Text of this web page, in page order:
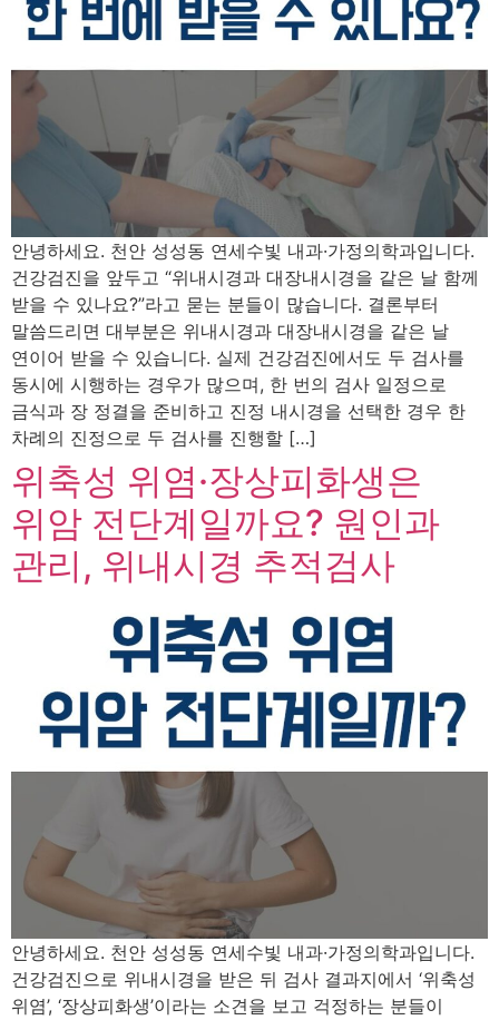
안녕하세요. 천안 성성동 연세수빛 내과·가정의학과입니다.
건강검진을 앞두고 “위내시경과 대장내시경을 같은 날 함께
받을 수 있나요?”라고 묻는 분들이 많습니다. 결론부터
말씀드리면 대부분은 위내시경과 대장내시경을 같은 날
연이어 받을 수 있습니다. 실제 건강검진에서도 두 검사를
동시에 시행하는 경우가 많으며, 한 번의 검사 일정으로
금식과 장 정결을 준비하고 진정 내시경을 선택한 경우 한
차례의 진정으로 두 검사를 진행할 […]
위축성 위염·장상피화생은
위암 전단계일까요? 원인과
관리, 위내시경 추적검사
안녕하세요. 천안 성성동 연세수빛 내과·가정의학과입니다.
건강검진으로 위내시경을 받은 뒤 검사 결과지에서 ‘위축성
위염’, ‘장상피화생’​이라는 소견을 보고 걱정하는 분들이